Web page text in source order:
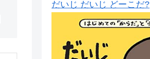
だいじ だいじ どーこだ?